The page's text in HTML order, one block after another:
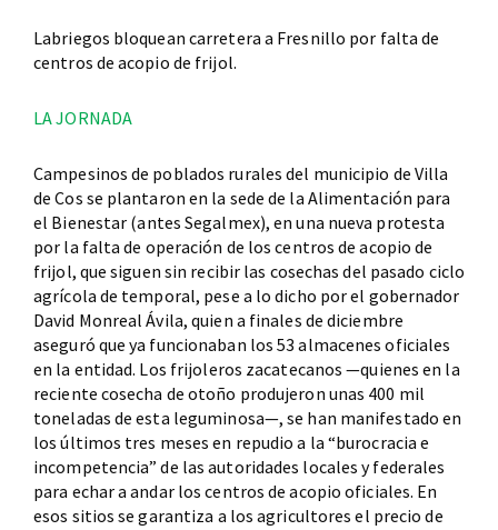
Labriegos bloquean carretera a Fresnillo por falta de
centros de acopio de frijol.
LA JORNADA
Campesinos de poblados rurales del municipio de Villa
de Cos se plantaron en la sede de la Alimentación para
el Bienestar (antes Segalmex), en una nueva protesta
por la falta de operación de los centros de acopio de
frijol, que siguen sin recibir las cosechas del pasado ciclo
agrícola de temporal, pese a lo dicho por el gobernador
David Monreal Ávila, quien a finales de diciembre
aseguró que ya funcionaban los 53 almacenes oficiales
en la entidad. Los frijoleros zacatecanos —quienes en la
reciente cosecha de otoño produjeron unas 400 mil
toneladas de esta leguminosa—, se han manifestado en
los últimos tres meses en repudio a la “burocracia e
incompetencia” de las autoridades locales y federales
para echar a andar los centros de acopio oficiales. En
esos sitios se garantiza a los agricultores el precio de